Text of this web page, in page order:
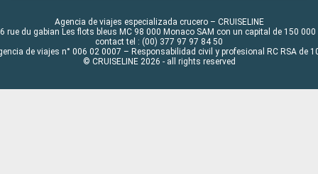
Agencia de viajes especializada crucero – CRUISELINE
rue du gabian Les flots bleus MC 98 000 Monaco SAM con un capital de 150 000
contact tel : (00) 377 97 97 84 50
de viajes n° 006 02 0007 – Responsabilidad civil y profesional RC RSA de
© CRUISELINE 2026 - all rights reserved